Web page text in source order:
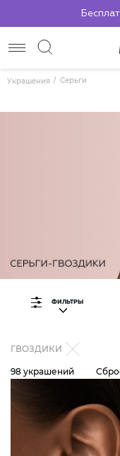
По
Украшения Серьги
ФИЛЬТРЫ
ГВОЗДИКИ
98 украшений